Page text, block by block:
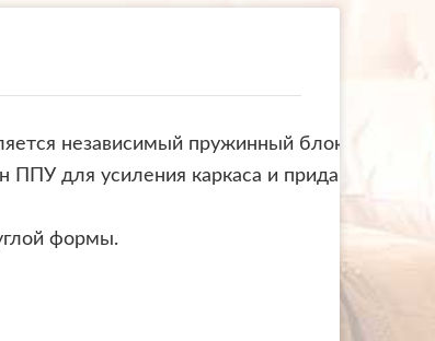
независимый пружинный блок TFK,
для усиления каркаса и придания ему
формы.